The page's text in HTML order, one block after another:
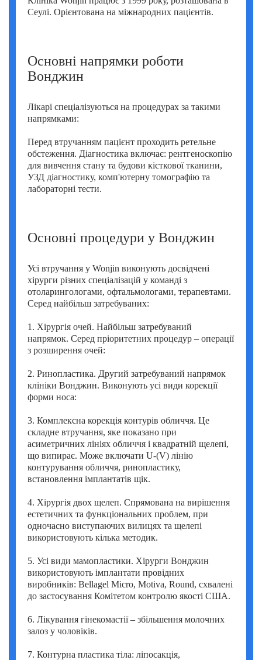
Умут Демірджи (Umut Demirci)
Хале Башак Чалар (Hale Basak Caglar)
Хамдулла Созен (Hamdullah Sozen)
Яків Шехтер (Jacob Schechter)
Сеулі. Орієнтована на міжнародних пацієнтів.
Основні напрямки роботи
Вонджин
Лікарі спеціалізуються на процедурах за такими
напрямками:
Перед втручанням пацієнт проходить ретельне
обстеження. Діагностика включає: рентгеноскопію
для вивчення стану та будови кісткової тканини,
УЗД діагностику, комп'ютерну томографію та
лабораторні тести.
Основні процедури у Вонджин
Усі втручання у Wonjin виконують досвідчені
хірурги різних спеціалізацій у команді з
отоларингологами, офтальмологами, терапевтами.
Серед найбільш затребуваних:
1. Хірургія очей. Найбільш затребуваний
напрямок. Серед пріоритетних процедур – операції
з розширення очей:
2. Ринопластика. Другий затребуваний напрямок
клініки Вонджин. Виконують усі види корекції
форми носа:
3. Комплексна корекція контурів обличчя. Це
складне втручання, яке показано при
асиметричних лініях обличчя і квадратній щелепі,
що випирає. Може включати U-(V) лінію
контурування обличчя, ринопластику,
встановлення імплантатів щік.
4. Хірургія двох щелеп. Спрямована на вирішення
естетичних та функціональних проблем, при
одночасно виступаючих вилицях та щелепі
використовують кілька методик.
5. Усі види мамопластики. Хірурги Вонджин
використовують імплантати провідних
виробників: Bellagel Micro, Motiva, Round, схвалені
до застосування Комітетом контролю якості США.
6. Лікування гінекомастії – збільшення молочних
залоз у чоловіків.
7. Контурна пластика тіла: ліпосакція,